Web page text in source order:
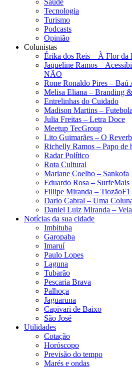
Tecnologia
Turismo
Podcasts
Opinião
Colunistas
Érika dos Reis​ – À Flor da
Jaqueline Ramos –
NÃO
Rone Ronaldo Pires – Baú
Melisa Eliana – Branding
Entrelinhas do Cuidado
Madison Martins –
Julia Freitas​ – Letra Doce
Meetup TecGroup
Lito Guimarães – O
Richelly Ramos​ – Papo de
Radar Político
Rota Cultural
Mariane Coelho – Sankofa
Eduardo Rosa​ – SurfeMais
Fillipe Miranda – TiozãoF1
Dario Cabral – Uma
Daniel Luiz Miranda –
Notícias da sua cidade
Imbituba
Garopaba
Imaruí
Paulo Lopes
Laguna
Tubarão
Pescaria Brava
Palhoça
Jaguaruna
Capivari de Baixo
São José
Utilidades
Cotação
Horóscopo
Previsão do tempo
Marés e ondas